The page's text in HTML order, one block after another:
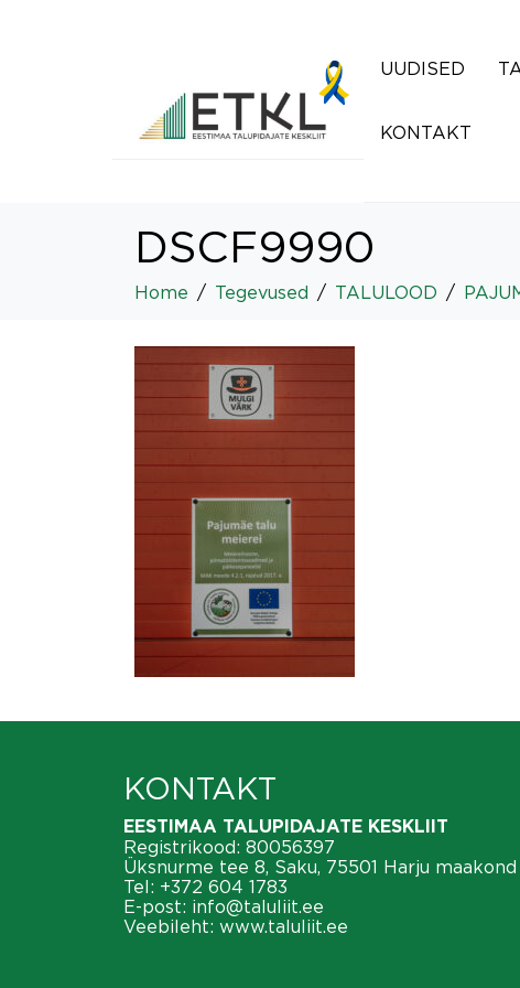
UUDISED
KONTAKT
DSCF9990
Home Tegevused TALULOOD
KONTAKT
EESTIMAA TALUPIDAJATE KESKLIIT
Registrikood: 80056397
Üksnurme tee 8, Saku, 75501 Harju maakond
Tel: +372 604 1783
E-post: info@taluliit.ee
Veebileht: www.taluliit.ee